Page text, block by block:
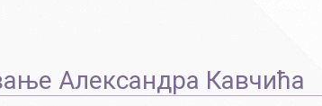
Александра Кавчића